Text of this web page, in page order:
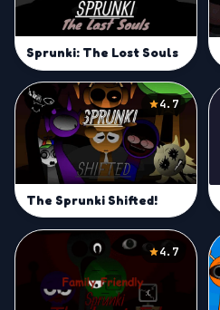
Sprunki: The Lost Souls
4.7
The Sprunki Shifted!
4.7